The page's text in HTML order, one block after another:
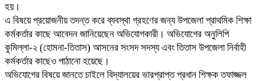
হয়।
এ বিষয়ে প্রয়োজনীয় তদন্ত করে ব্যবস্থা গ্রহণের জন্য উপজেলা প্রাথমিক শিক্ষা
কর্মকর্তার কাছে আবেদন জানিয়েছেন অভিযোগকারী। অভিযোগের অনুলিপি
কুমিল্লা-২ (হোমনা-তিতাস) আসনের সংসদ সদস্য এবং তিতাস উপজেলা নির্বাহী
কর্মকর্তার কাছেও পাঠানো হয়েছে।
অভিযোগের বিষয়ে জানতে চাইলে বিদ্যালয়ের ভারপ্রাপ্ত প্রধান শিক্ষক তফাজ্জল